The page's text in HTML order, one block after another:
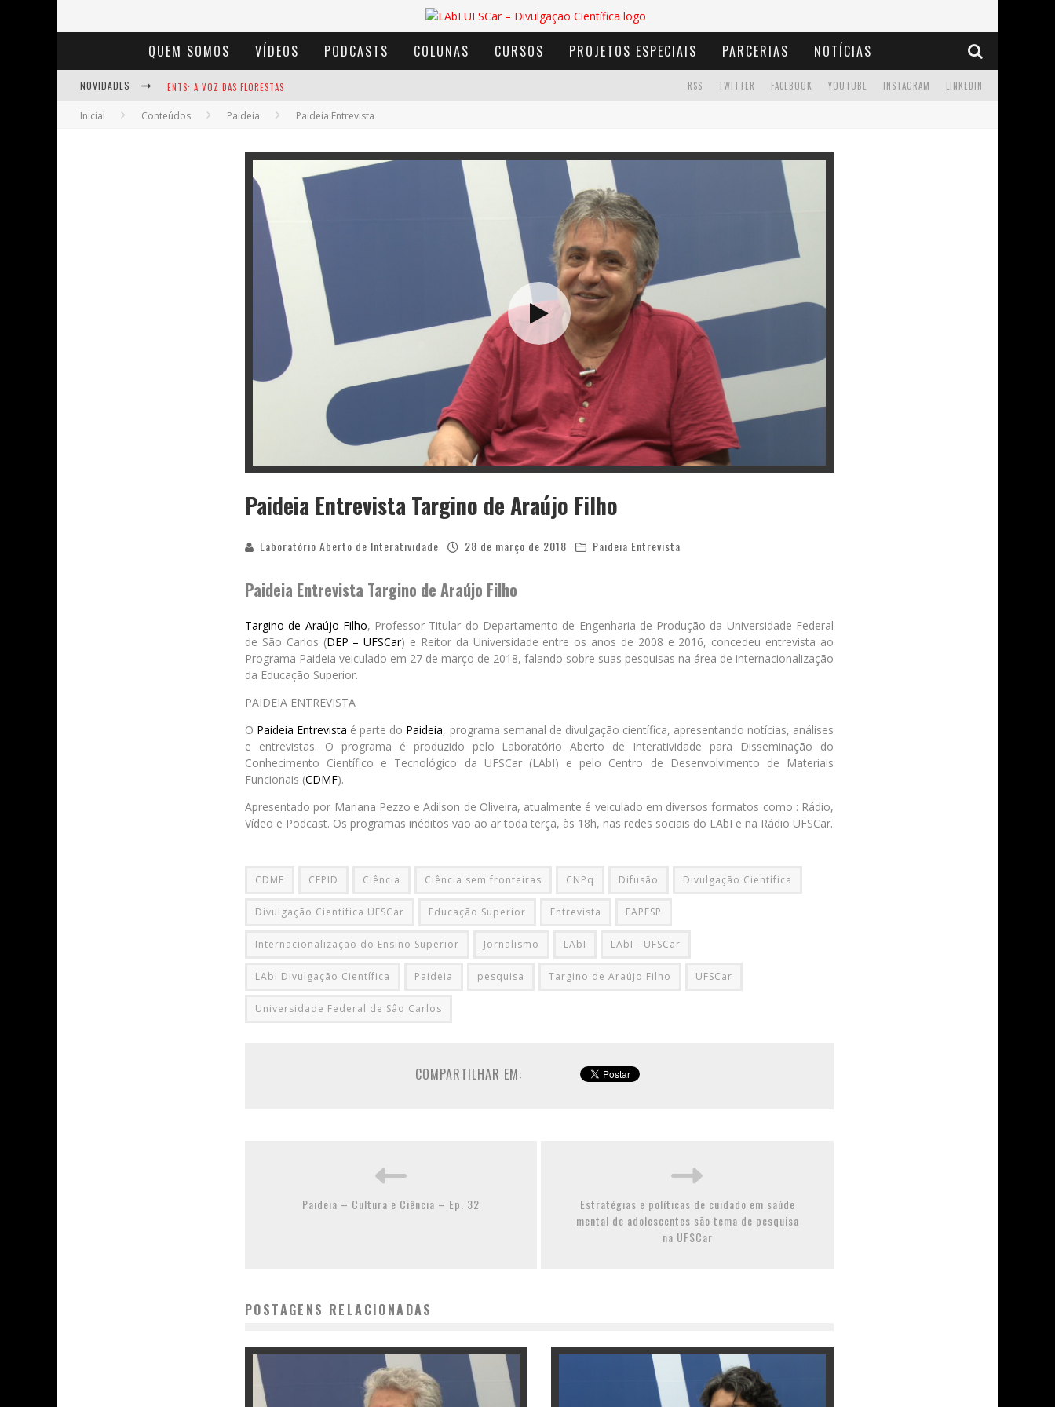
QUEM SOMOS VÍDEOS PODCASTS COLUNAS CURSOS PROJETOS ESPECIAIS PARCERIAS NOTÍCIAS
NOVIDADES ENTS: A VOZ DAS FLORESTAS
NOTÁVEIS: BERTHA LUTZ
BAÚ DE HISTÓRIAS - A JAMAIS IMAGINADA AVENTURA COM OS MOINHOS DE VENTO
LINKEDIN
INSTAGRAM
YOUTUBE
FACEBOOK
TWITTER
RSS
Inicial Conteúdos Paideia Paideia Entrevista
Paideia Entrevista Targino de Araújo Filho
Laboratório Aberto de Interatividade 28 de março de 2018 Paideia Entrevista
Paideia Entrevista Targino de Araújo Filho
Targino de Araújo Filho, Professor Titular do Departamento de Engenharia de Produção da Universidade Federal
de São Carlos (DEP – UFSCar) e Reitor da Universidade entre os anos de 2008 e 2016, concedeu entrevista ao
Programa Paideia veiculado em 27 de março de 2018, falando sobre suas pesquisas na área de internacionalização
da Educação Superior.
PAIDEIA ENTREVISTA
O Paideia Entrevista é parte do Paideia, programa semanal de divulgação científica, apresentando notícias, análises
e entrevistas. O programa é produzido pelo Laboratório Aberto de Interatividade para Disseminação do
Conhecimento Científico e Tecnológico da UFSCar (LAbI) e pelo Centro de Desenvolvimento de Materiais
Funcionais (CDMF).
Apresentado por Mariana Pezzo e Adilson de Oliveira, atualmente é veiculado em diversos formatos como : Rádio,
Vídeo e Podcast. Os programas inéditos vão ao ar toda terça, às 18h, nas redes sociais do LAbI e na Rádio UFSCar.
CDMF CEPID Ciência Ciência sem fronteiras CNPq Difusão Divulgação Científica
Divulgação Científica UFSCar Educação Superior Entrevista FAPESP
Internacionalização do Ensino Superior Jornalismo LAbI LAbI - UFSCar
LAbI Divulgação Científica Paideia pesquisa Targino de Araújo Filho UFSCar
Universidade Federal de Sâo Carlos
COMPARTILHAR EM:
Paideia – Cultura e Ciência – Ep. 32
Estratégias e políticas de cuidado em saúde
mental de adolescentes são tema de pesquisa
na UFSCar
POSTAGENS RELACIONADAS